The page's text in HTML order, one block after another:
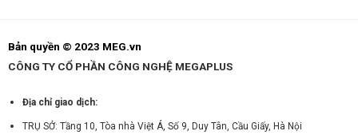
Bản quyền © 2023 MEG.vn
CÔNG TY CỔ PHẦN CÔNG NGHỆ MEGAPLUS
Địa chỉ giao dịch:
TRỤ SỞ: Tầng 10, Tòa nhà Việt Á, Số 9, Duy Tân, Cầu Giấy, Hà Nội